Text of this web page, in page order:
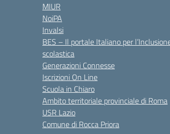
MIUR
NoiPA
Invalsi
BES – Il portale Italiano per
scolastica
Generazioni Connesse
Iscrizioni On Line
Scuola in Chiaro
Ambito territoriale provinciale di Roma
USR Lazio
Comune di Rocca Priora